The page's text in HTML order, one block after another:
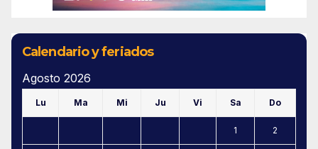
Calendario y feriados
Agosto 2026
Lu Ma Mi Ju Vi Sa Do
1 2